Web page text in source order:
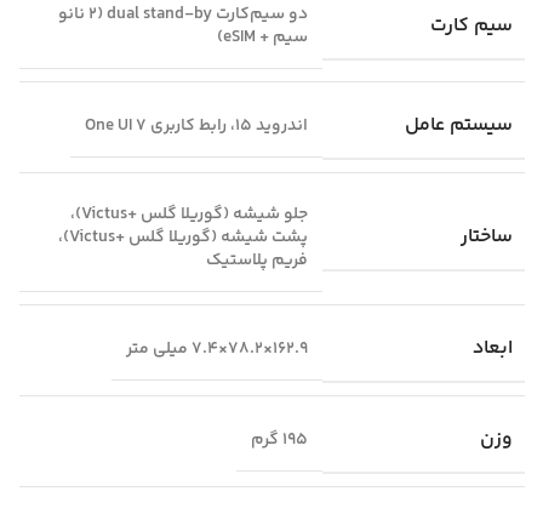
سیم کارت
دو سیم‌کارت dual stand-by (2 نانو
سیم + eSIM)
سیستم عامل اندروید 15، رابط کاربری One UI 7
ساختار
جلو شیشه (گوریلا گلس +Victus)،
پشت شیشه (گوریلا گلس +Victus)،
فریم پلاستیک
ابعاد 162.9×78.2×7.4 میلی متر
وزن 195 گرم